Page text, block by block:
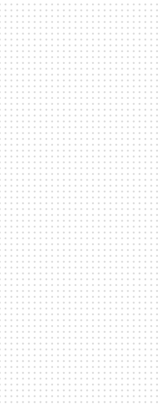
lokaler?
bokningsformulär kommer
den venue du önskar
endast förmedlingen;
priser och detaljer tas
venuet.
lokalen för mitt
för att identifiera en
detaljer kring kapacitet,
hanteras direkt med
och dryck?
har specifika regler för
Kontakta direkt det aktuella
om vad som gäller för
ljudsystem och